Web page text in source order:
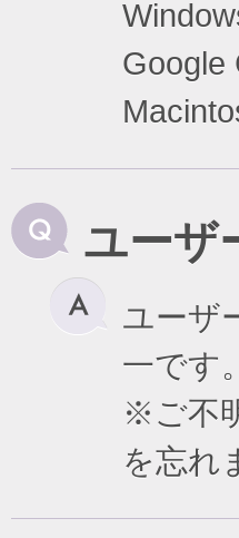
Google
ユーザ
ユーザ
一です。
※ご不
を忘れ